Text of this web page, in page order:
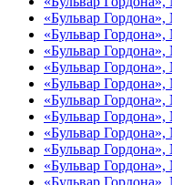
«Бульвар
«Бульвар
«Бульвар
«Бульвар
«Бульвар
«Бульвар
«Бульвар
«Бульвар
«Бульвар
«Бульвар
«Бульвар